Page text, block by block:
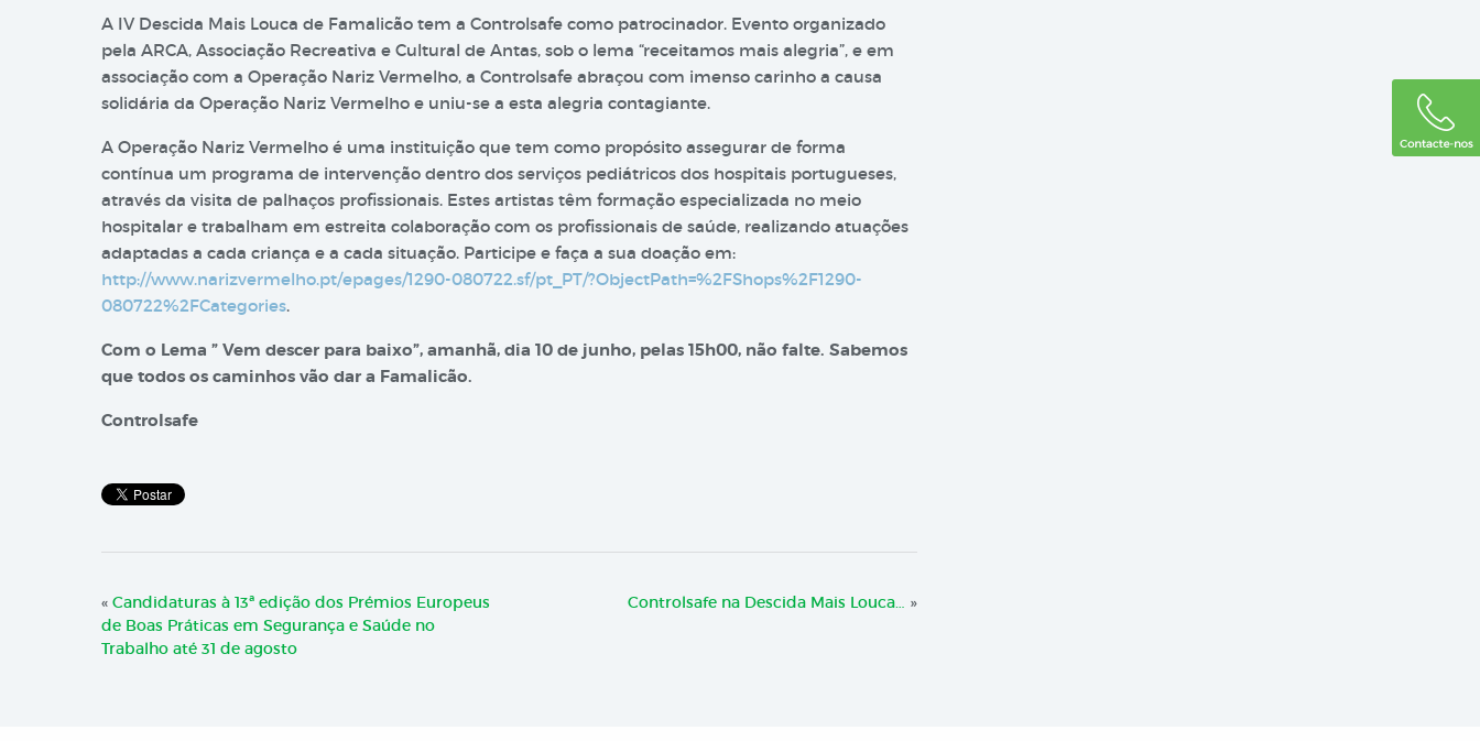
A IV Descida Mais Louca de Famalicão tem a Controlsafe como patrocinador. Evento organizado
pela ARCA, Associação Recreativa e Cultural de Antas, sob o lema “receitamos mais alegria”, e em
associação com a Operação Nariz Vermelho, a Controlsafe abraçou com imenso carinho a causa
solidária da Operação Nariz Vermelho e uniu-se a esta alegria contagiante.
A Operação Nariz Vermelho é uma instituição que tem como propósito assegurar de forma
contínua um programa de intervenção dentro dos serviços pediátricos dos hospitais portugueses,
através da visita de palhaços profissionais. Estes artistas têm formação especializada no meio
hospitalar e trabalham em estreita colaboração com os profissionais de saúde, realizando atuações
adaptadas a cada criança e a cada situação. Participe e faça a sua doação em:
http://www.narizvermelho.pt/epages/1290-080722.sf/pt_PT/?ObjectPath=%2FShops%2F1290-
080722%2FCategories.
Com o Lema ” Vem descer para baixo”, amanhã, dia 10 de junho, pelas 15h00, não falte. Sabemos
que todos os caminhos vão dar a Famalicão.
Controlsafe
« Candidaturas à 13ª edição dos Prémios Europeus
de Boas Práticas em Segurança e Saúde no
Trabalho até 31 de agosto
Controlsafe na Descida Mais Louca… »